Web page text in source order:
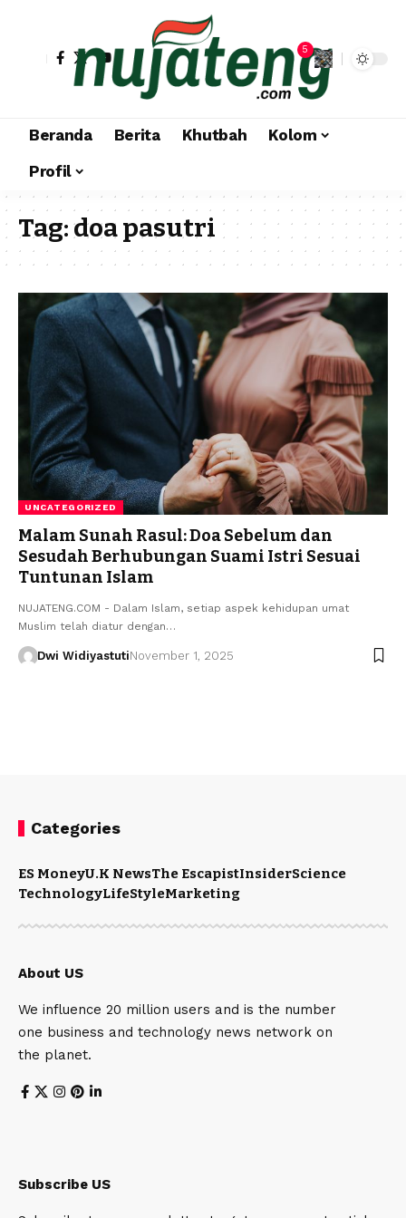
5
Beranda Berita Khutbah
Kolom
Profil
Tag:doa pasutri
UNCATEGORIZED
Malam Sunah Rasul: Doa Sebelum dan
Sesudah Berhubungan Suami Istri Sesuai
Tuntunan Islam
NUJATENG.COM - Dalam Islam, setiap aspek kehidupan umat
Muslim telah diatur dengan…
Dwi WidiyastutiNovember 1, 2025
Categories
ES MoneyU.K NewsThe EscapistInsiderScience
TechnologyLifeStyleMarketing
About US
We influence 20 million users and is the number
one business and technology news network on
the planet.
Subscribe US